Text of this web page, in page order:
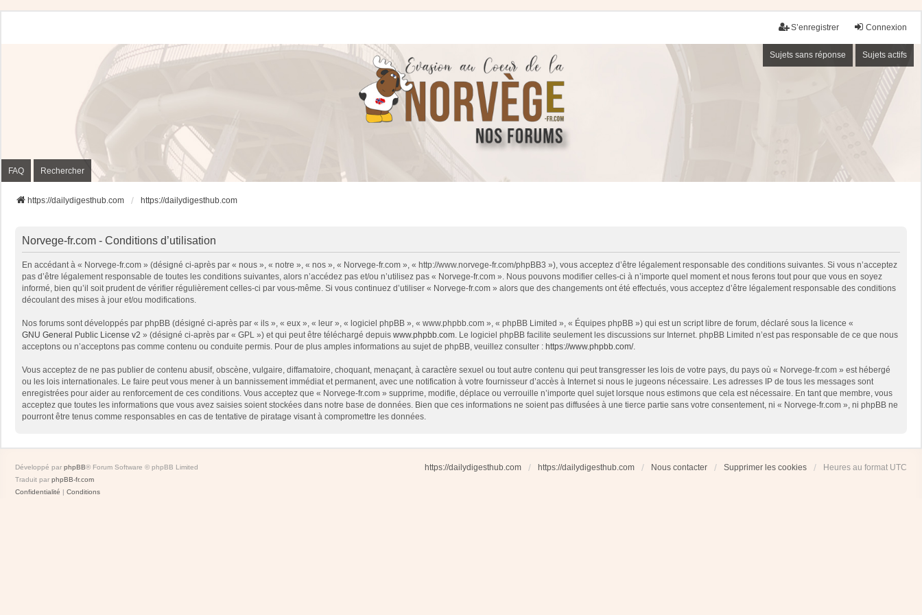
Connexion
S’enregistrer
Sujets sans réponse Sujets actifs
FAQ Rechercher
https://dailydigesthub.com https://dailydigesthub.com
Norvege-fr.com - Conditions d’utilisation
En accédant à « Norvege-fr.com » (désigné ci-après par « nous », « notre », « nos », « Norvege-fr.com », « http://www.norvege-fr.com/phpBB3 »), vous acceptez d’être légalement responsable des conditions suivantes. Si vous n’acceptez
pas d’être légalement responsable de toutes les conditions suivantes, alors n’accédez pas et/ou n’utilisez pas « Norvege-fr.com ». Nous pouvons modifier celles-ci à n’importe quel moment et nous ferons tout pour que vous en soyez
informé, bien qu’il soit prudent de vérifier régulièrement celles-ci par vous-même. Si vous continuez d’utiliser « Norvege-fr.com » alors que des changements ont été effectués, vous acceptez d’être légalement responsable des conditions
découlant des mises à jour et/ou modifications.
Nos forums sont développés par phpBB (désigné ci-après par « ils », « eux », « leur », « logiciel phpBB », « www.phpbb.com », « phpBB Limited », « Équipes phpBB ») qui est un script libre de forum, déclaré sous la licence «
GNU General Public License v2 » (désigné ci-après par « GPL ») et qui peut être téléchargé depuis www.phpbb.com. Le logiciel phpBB facilite seulement les discussions sur Internet. phpBB Limited n’est pas responsable de ce que nous
acceptons ou n’acceptons pas comme contenu ou conduite permis. Pour de plus amples informations au sujet de phpBB, veuillez consulter : https://www.phpbb.com/.
Vous acceptez de ne pas publier de contenu abusif, obscène, vulgaire, diffamatoire, choquant, menaçant, à caractère sexuel ou tout autre contenu qui peut transgresser les lois de votre pays, du pays où « Norvege-fr.com » est hébergé
ou les lois internationales. Le faire peut vous mener à un bannissement immédiat et permanent, avec une notification à votre fournisseur d’accès à Internet si nous le jugeons nécessaire. Les adresses IP de tous les messages sont
enregistrées pour aider au renforcement de ces conditions. Vous acceptez que « Norvege-fr.com » supprime, modifie, déplace ou verrouille n’importe quel sujet lorsque nous estimons que cela est nécessaire. En tant que membre, vous
acceptez que toutes les informations que vous avez saisies soient stockées dans notre base de données. Bien que ces informations ne soient pas diffusées à une tierce partie sans votre consentement, ni « Norvege-fr.com », ni phpBB ne
pourront être tenus comme responsables en cas de tentative de piratage visant à compromettre les données.
https://dailydigesthub.com https://dailydigesthub.com Nous contacter Supprimer les cookies Heures au format UTC
Développé par phpBB® Forum Software © phpBB Limited
Traduit par phpBB-fr.com
Confidentialité | Conditions